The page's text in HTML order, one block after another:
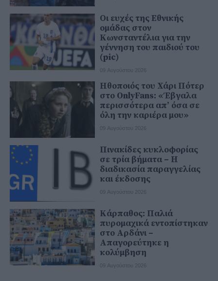
Οι ευχές της Εθνικής
ομάδας στον
Κωνσταντέλια για την
γέννηση του παιδιού του
(pic)
09 Αυγούστου 2026
Ηθοποιός του Χάρι Πότερ
στο OnlyFans: «Έβγαλα
περισσότερα απ’ όσα σε
όλη την καριέρα μου»
09 Αυγούστου 2026
Πινακίδες κυκλοφορίας
σε τρία βήματα – Η
διαδικασία παραγγελίας
και έκδοσης
09 Αυγούστου 2026
Κάρπαθος: Παλιά
πυρομαχικά εντοπίστηκαν
στο Αρδάνι –
Απαγορεύτηκε η
κολύμβηση
09 Αυγούστου 2026